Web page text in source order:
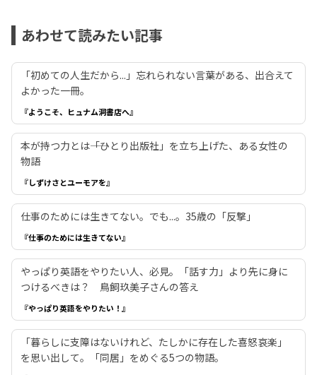
あわせて読みたい記事
「初めての人生だから...」忘れられない言葉がある、出合えて
よかった一冊。
『ようこそ、ヒュナム洞書店へ』
本が持つ力とは――「ひとり出版社」を立ち上げた、ある女性の
物語
『しずけさとユーモアを』
仕事のためには生きてない。でも...。35歳の「反撃」
『仕事のためには生きてない』
やっぱり英語をやりたい人、必見。「話す力」より先に身に
つけるべきは？ 鳥飼玖美子さんの答え
『やっぱり英語をやりたい！』
「暮らしに支障はないけれど、たしかに存在した喜怒哀楽」
を思い出して。「同居」をめぐる5つの物語。